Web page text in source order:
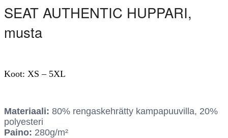
SEAT AUTHENTIC HUPPARI,
musta
Koot: XS – 5XL
Materiaali: 80% rengaskehrätty kampapuuvilla, 20%
polyesteri
Paino: 280g/m²